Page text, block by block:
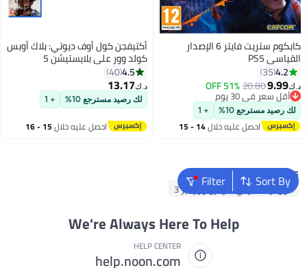
كابكوم ستريت فايتر 6 الإصدار
القياسي PS5
4.2
35
د.ك‏9.99
20.80
51% OFF
أقل سعر في 30 يوم
أقل سعر في 30 يوم
لك رصيد مسترجع 10% + 1
احصل عليه خلال 14 - 15
أكتيفجن كول أوف ديوتي: بلاك أوبس
كولد وور على بلايستيشن 5
4.5
40
د.ك‏13.17
لك رصيد مسترجع 10% + 1
احصل عليه خلال 15 - 16
Sort By
FilterPopular Searches
كول أوف ديوتي: مودرن وورفير 3
We're Always Here To Help
HELP CENTER
help.noon.com